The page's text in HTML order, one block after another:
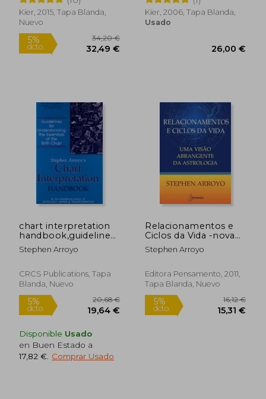
Kier, 2015, Tapa Blanda,
Nuevo
5% 34,20 €
Kier, 2006, Tapa Blanda,
Usado
chart interpretation
handbook,guidelines
for understanding the
essentials of the birth
Stephen Arroyo
CRCS Publications, Tapa
Blanda, Nuevo
Disponible Usado
en Buen Estado a
17,82 € Comprar Usado
Relacionamentos e
Ciclos da Vida -nova
Edicao (en
Portugués)
Stephen Arroyo
Editora Pensamento, 2011,
Tapa Blanda, Nuevo